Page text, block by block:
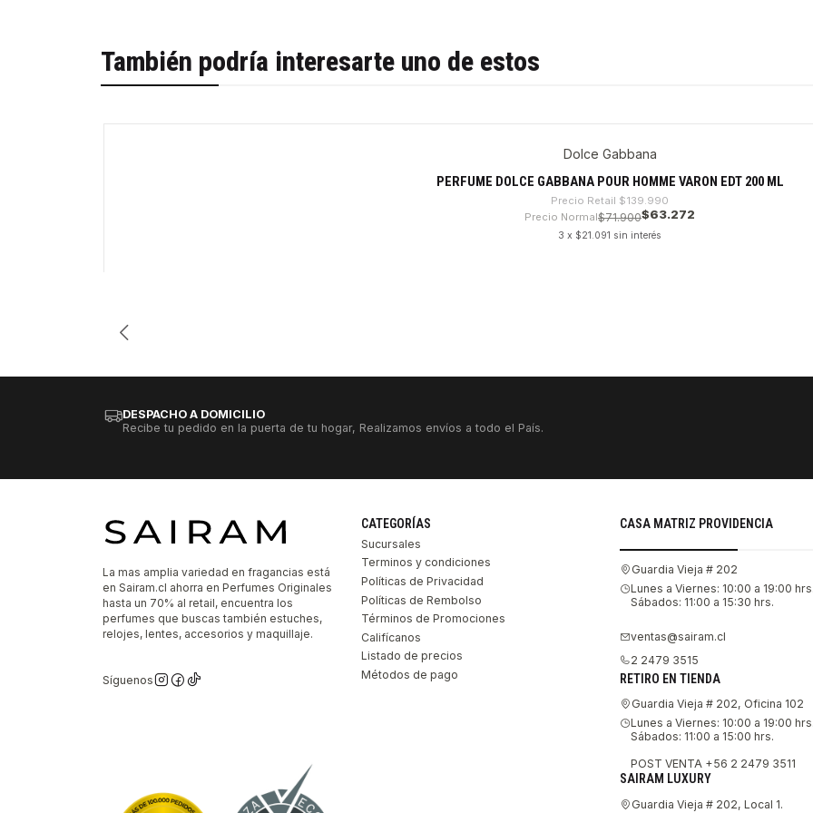
También podría interesarte uno de estos
Dolce Gabbana
PERFUME DOLCE GABBANA POUR HOMME VARON EDT 200 ML
Precio Retail $139.990
Precio Normal$71.900$63.272
3 x $21.091 sin interés
DESPACHO A DOMICILIO
Recibe tu pedido en la puerta de tu hogar, Realizamos envíos a todo el País.
La mas amplia variedad en fragancias está
en Sairam.cl ahorra en Perfumes Originales
hasta un 70% al retail, encuentra los
perfumes que buscas también estuches,
relojes, lentes, accesorios y maquillaje.
Síguenos
CATEGORÍAS
Sucursales
Terminos y condiciones
Políticas de Privacidad
Políticas de Rembolso
Términos de Promociones
Califícanos
Listado de precios
Métodos de pago
CASA MATRIZ PROVIDENCIA
Guardia Vieja # 202
Lunes a Viernes: 10:00 a 19:00 hrs.
Sábados: 11:00 a 15:30 hrs.
ventas@sairam.cl
2 2479 3515
RETIRO EN TIENDA
Guardia Vieja # 202, Oficina 102
Lunes a Viernes: 10:00 a 19:00 hrs.
Sábados: 11:00 a 15:00 hrs.
POST VENTA +56 2 2479 3511
SAIRAM LUXURY
Guardia Vieja # 202, Local 1.